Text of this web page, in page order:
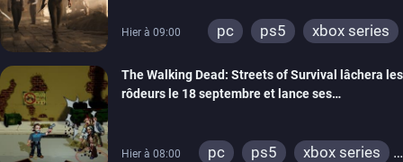
Hier à 09:00 pc ps5 xbox series
The Walking Dead: Streets of Survival lâchera les
rôdeurs le 18 septembre et lance ses
Hier à 08:00 pc ps5
xbox series